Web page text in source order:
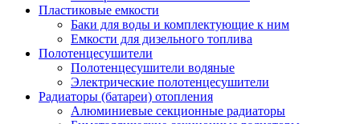
Пластиковые емкости
Баки для воды и комплектующие к ним
Емкости для дизельного топлива
Полотенцесушители
Полотенцесушители водяные
Электрические полотенцесушители
Радиаторы (батареи) отопления
Алюминиевые секционные радиаторы